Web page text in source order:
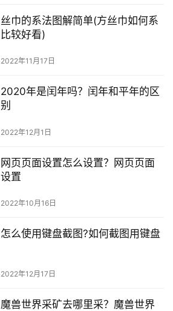
丝巾的系法图解简单(方丝巾如何系
比较好看)
2022年11月17日
2020年是闰年吗？闰年和平年的区
别
2022年12月1日
网页页面设置怎么设置？网页页面
设置
2022年10月16日
怎么使用键盘截图?如何截图用键盘
2022年12月17日
魔兽世界采矿去哪里采？魔兽世界